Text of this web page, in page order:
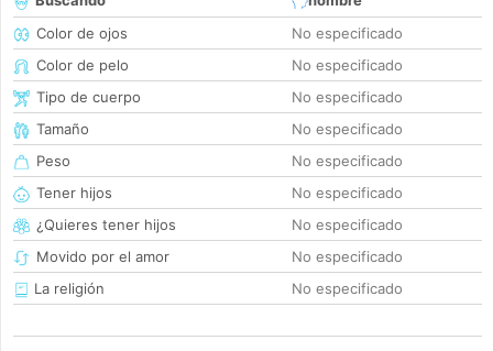
Color de ojos
No especificado
Color de pelo
No especificado
Tipo de cuerpo
No especificado
Tamaño
No especificado
Peso
No especificado
Tener hijos
No especificado
¿Quieres tener hijos
No especificado
Movido por el amor
No especificado
La religión
No especificado